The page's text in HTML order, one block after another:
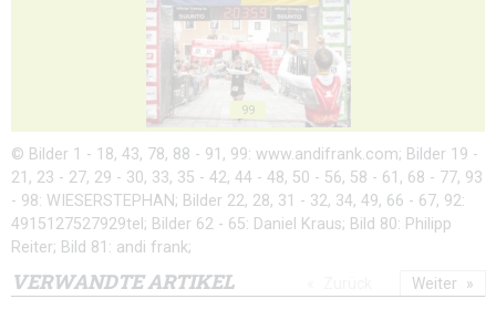
99
© Bilder 1 - 18, 43, 78, 88 - 91, 99: www.andifrank.com; Bilder 19 -
21, 23 - 27, 29 - 30, 33, 35 - 42, 44 - 48, 50 - 56, 58 - 61, 68 - 77, 93
- 98: WIESERSTEPHAN; Bilder 22, 28, 31 - 32, 34, 49, 66 - 67, 92:
4915127527929tel; Bilder 62 - 65: Daniel Kraus; Bild 80: Philipp
Reiter; Bild 81: andi frank;
VERWANDTE ARTIKEL Weiter